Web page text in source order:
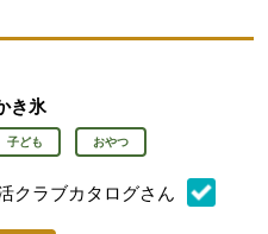
き氷
子ども おやつ
クラブカタログさん